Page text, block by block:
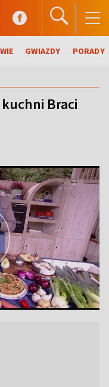
GWIAZDY PORADY
Braci